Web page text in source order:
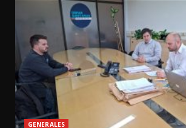
GENERALES